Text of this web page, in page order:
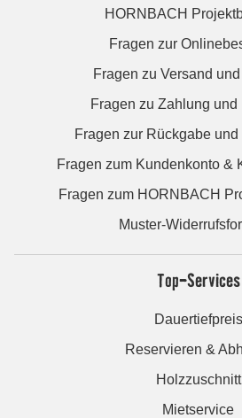
HORNBACH
Fragen zur
Fragen zu Versand
Fragen zu Zahlung und
Fragen zur Rückgabe
Fragen zum Kundenkonto &
Fragen zum HORNBACH
Muster-
Top-Services
Dauertiefpreis
Reservieren &
Holzzuschnitt
Mietservice